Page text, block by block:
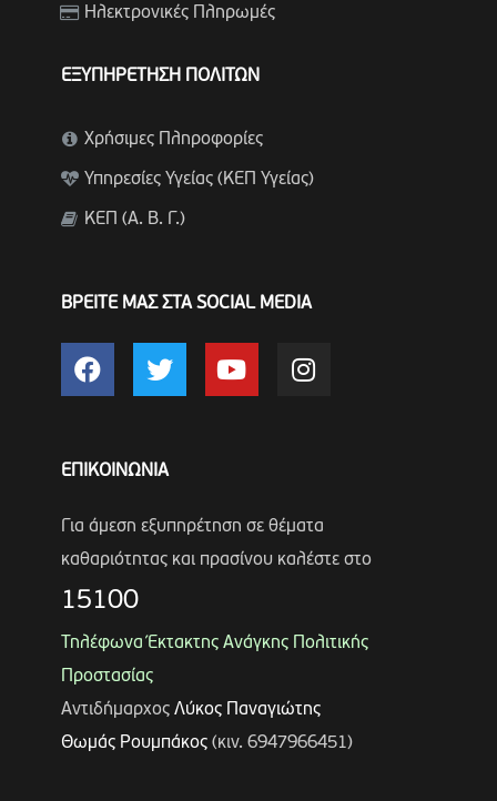
Ηλεκτρονικές Πληρωμές
ΕΞΥΠΗΡΕΤΗΣΗ ΠΟΛΙΤΩΝ
Χρήσιμες Πληροφορίες
Υπηρεσίες Υγείας (ΚΕΠ Υγείας)
ΚΕΠ (Α. Β. Γ.)
ΒΡΕΙΤΕ ΜΑΣ ΣΤΑ SOCIAL MEDIA
ΕΠΙΚΟΙΝΩΝΙΑ
Για άμεση εξυπηρέτηση σε θέματα
καθαριότητας και πρασίνου καλέστε στο
15100
Τηλέφωνα Έκτακτης Ανάγκης Πολιτικής
Προστασίας
Αντιδήμαρχος Λύκος Παναγιώτης
Θωμάς Ρουμπάκος(κιν. 6947966451)